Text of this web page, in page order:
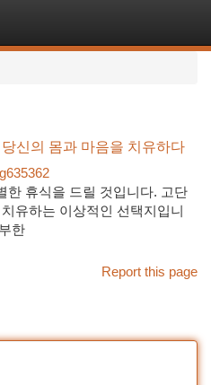
신의 몸과 마음을 치유하다
한 휴식을 드릴 것입니다. 고단
유하는 이상적인 선택지입니
한
Report this page